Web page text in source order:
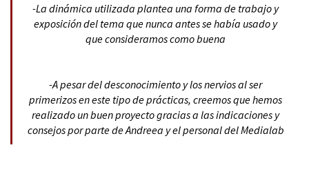
-La dinámica utilizada plantea una forma de trabajo y
exposición del tema que nunca antes se había usado y
que consideramos como buena
-A pesar del desconocimiento y los nervios al ser
primerizos en este tipo de prácticas, creemos que hemos
realizado un buen proyecto gracias a las indicaciones y
consejos por parte de Andreea y el personal del Medialab